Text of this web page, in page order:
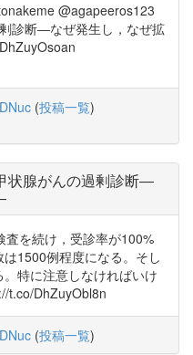
@agapeeros123
診断―なぜ発生し，なぜ拡
(投稿一覧)
状腺がんの過剰診断―
査を続け，受診率が100%
1500例程度になる。そし
特に注意しなければいけ
t.co/DhZuyObl8n
(投稿一覧)